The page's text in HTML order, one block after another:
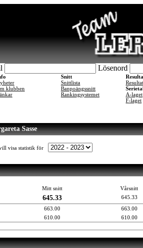
Lösenord
klubben
Snitt
Snittlista
Banpoängssnitt
Rankingsystemet
A-laget
F-laget
Sasse
visa statistik för
Mitt snitt Vårsnitt
645.33
645.33
663.00
663.00
610.00 610.00